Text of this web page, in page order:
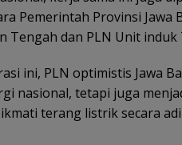
Pemerintah Provinsi
Tengah dan PLN Unit
ini, PLN optimistis Jawa
nasional, tetapi juga
terang listrik secara